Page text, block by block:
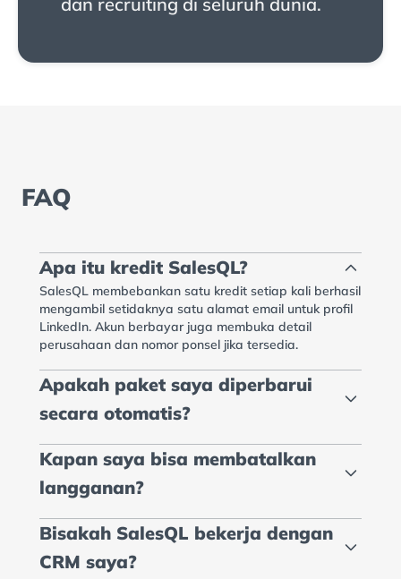
FAQ
Apa itu kredit SalesQL?
SalesQL membebankan satu kredit setiap kali berhasil
mengambil setidaknya satu alamat email untuk profil
LinkedIn. Akun berbayar juga membuka detail
perusahaan dan nomor ponsel jika tersedia.
Apakah paket saya diperbarui
secara otomatis?
Kapan saya bisa membatalkan
langganan?
Bisakah SalesQL bekerja dengan
CRM saya?